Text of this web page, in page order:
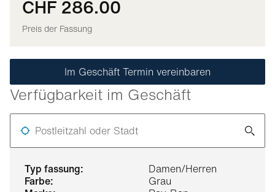
typ fassung:
Damen/Herren
farbe:
Grau
CHF 286.00
Preis der Fassung
Im Geschäft Termin vereinbaren
Verfügbarkeit im Geschäft
Postleitzahl oder Stadt